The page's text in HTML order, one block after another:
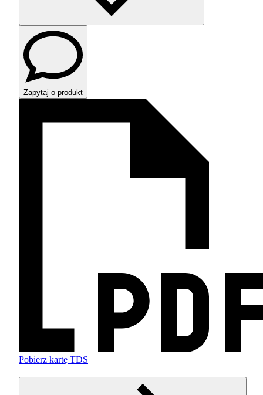
Zapytaj o produkt
Pobierz kartę TDS